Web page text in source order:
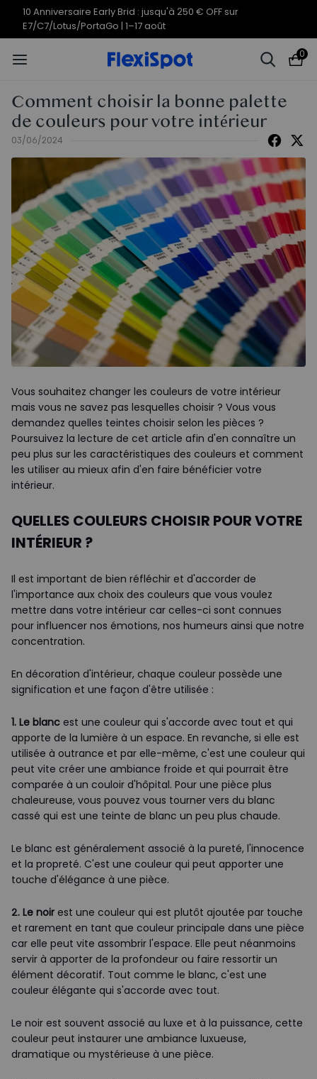
10 Anniversaire Early Brid : jusqu'à 250 € OFF sur
E7/C7/Lotus/PortaGo | 1–17 août
0
Comment choisir la bonne palette
de couleurs pour votre intérieur
03/06/2024
Vous souhaitez changer les couleurs de votre intérieur
mais vous ne savez pas lesquelles choisir ? Vous vous
demandez quelles teintes choisir selon les pièces ?
Poursuivez la lecture de cet article afin d'en connaître un
peu plus sur les caractéristiques des couleurs et comment
les utiliser au mieux afin d'en faire bénéficier votre
intérieur.
QUELLES COULEURS CHOISIR POUR VOTRE
INTÉRIEUR ?
Il est important de bien réfléchir et d'accorder de
l'importance aux choix des couleurs que vous voulez
mettre dans votre intérieur car celles-ci sont connues
pour influencer nos émotions, nos humeurs ainsi que notre
concentration.
En décoration d'intérieur, chaque couleur possède une
signification et une façon d'être utilisée :
1. Le blanc est une couleur qui s'accorde avec tout et qui
apporte de la lumière à un espace. En revanche, si elle est
utilisée à outrance et par elle-même, c'est une couleur qui
peut vite créer une ambiance froide et qui pourrait être
comparée à un couloir d'hôpital. Pour une pièce plus
chaleureuse, vous pouvez vous tourner vers du blanc
cassé qui est une teinte de blanc un peu plus chaude.
Le blanc est généralement associé à la pureté, l'innocence
et la propreté. C'est une couleur qui peut apporter une
touche d'élégance à une pièce.
2. Le noir est une couleur qui est plutôt ajoutée par touche
et rarement en tant que couleur principale dans une pièce
car elle peut vite assombrir l'espace. Elle peut néanmoins
servir à apporter de la profondeur ou faire ressortir un
élément décoratif. Tout comme le blanc, c'est une
couleur élégante qui s'accorde avec tout.
Le noir est souvent associé au luxe et à la puissance, cette
couleur peut instaurer une ambiance luxueuse,
dramatique ou mystérieuse à une pièce.